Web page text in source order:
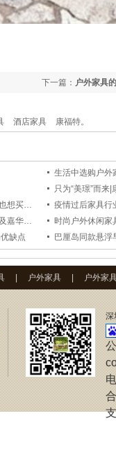
下一篇： 户外家具
酒店家具 康福特。
生活中选购户外
只为“美璟”而来
现在都流行买藤编家具了，那是因为你看了也想买个藤编椅回家
疫情过后家具行
康福特户外家具进驻昆明融创万达文华酒店及嘉华酒店
时尚户外休闲家
缺点
巴厘岛同款悬
户外家具 户外家
深